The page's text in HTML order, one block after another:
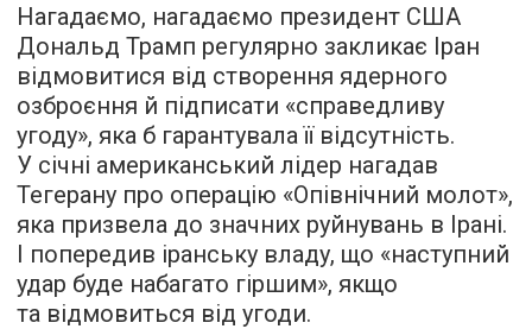
Нагадаємо, нагадаємо президент США
Дональд Трамп регулярно закликає Іран
відмовитися від створення ядерного
озброєння й підписати «справедливу
угоду», яка б гарантувала її відсутність.
У січні американський лідер нагадав
Тегерану про операцію «Опівнічний молот»,
яка призвела до значних руйнувань в Ірані.
І попередив іранську владу, що «наступний
удар буде набагато гіршим», якщо
та відмовиться від угоди.